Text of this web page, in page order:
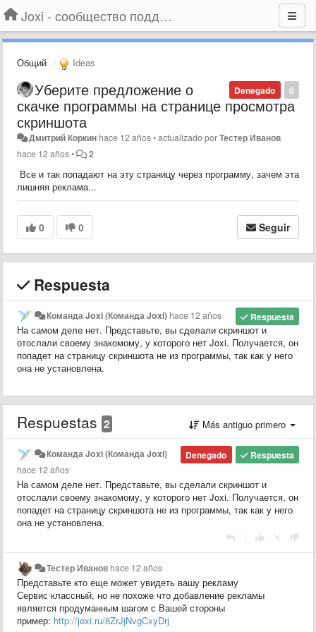
Joxi - сообщество поддержки
Общий Ideas
0
Denegado
Уберите предложение о
скачке программы на странице просмотра
скриншота
Дмитрий Коркин hace 12 años•actualizado porТестер Иванов
hace 12 años• 2
Все и так попадают на эту страницу через программу, зачем эта
лишняя реклама...
0 0 Seguir
Respuesta
Respuesta
Команда Joxi (Команда Joxi) hace 12 años
На самом деле нет. Представьте, вы сделали скриншот и
отослали своему знакомому, у которого нет Joxi. Получается, он
попадет на страницу скриншота не из программы, так как у него
она не установлена.
Respuestas 2 Más antiguo primero
Respuesta
Denegado
Команда Joxi (Команда Joxi)
hace 12 años
На самом деле нет. Представьте, вы сделали скриншот и
отослали своему знакомому, у которого нет Joxi. Получается, он
попадет на страницу скриншота не из программы, так как у него
она не установлена.
Тестер Иванов hace 12 años
Представьте кто еще может увидеть вашу рекламу
Сервис классный, но не похоже что добавление рекламы
является продуманным шагом с Вашей стороны
пример: http://joxi.ru/8ZrJjNvgCxyDrj